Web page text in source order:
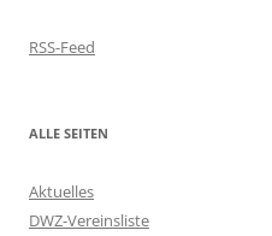
RSS-Feed
ALLE SEITEN
Aktuelles
DWZ-Vereinsliste